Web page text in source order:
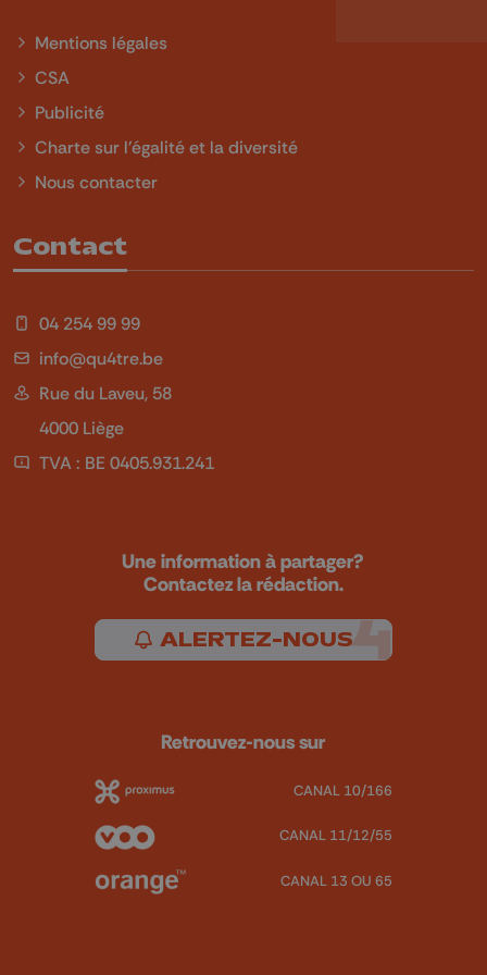
Mentions légales
CSA
Publicité
Charte sur l'égalité et la diversité
Nous contacter
Contact
04 254 99 99
info@qu4tre.be
Rue du Laveu, 58
4000 Liège
TVA : BE 0405.931.241
Une information à partager?
Contactez la rédaction.
ALERTEZ-NOUS
Retrouvez-nous sur
CANAL 10/166
CANAL 11/12/55
CANAL 13 OU 65